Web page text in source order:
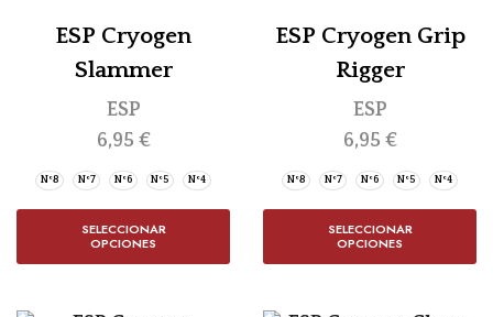
ESP Cryogen
Slammer
ESP
6,95 €
Nº8 Nº7 Nº6 Nº5 Nº4
SELECCIONAR
OPCIONES
ESP Cryogen Grip
Rigger
ESP
6,95 €
Nº8 Nº7 Nº6 Nº5 Nº4
SELECCIONAR
OPCIONES